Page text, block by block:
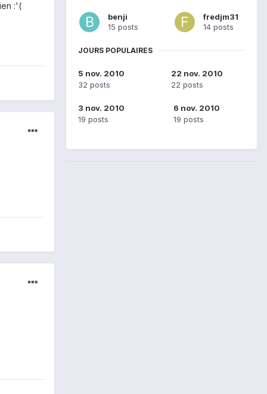
:'(
benji
15 posts
fredjm31
14 posts
JOURS POPULAIRES
5 nov. 2010
32 posts
22 nov. 2010
22 posts
3 nov. 2010
19 posts
6 nov. 2010
19 posts